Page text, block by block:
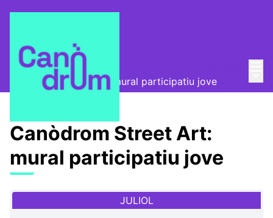
Canòdrom Obert
Canòdrom Street Art: mural participatiu jove
Canòdrom Street Art:
mural participatiu jove
JULIOL